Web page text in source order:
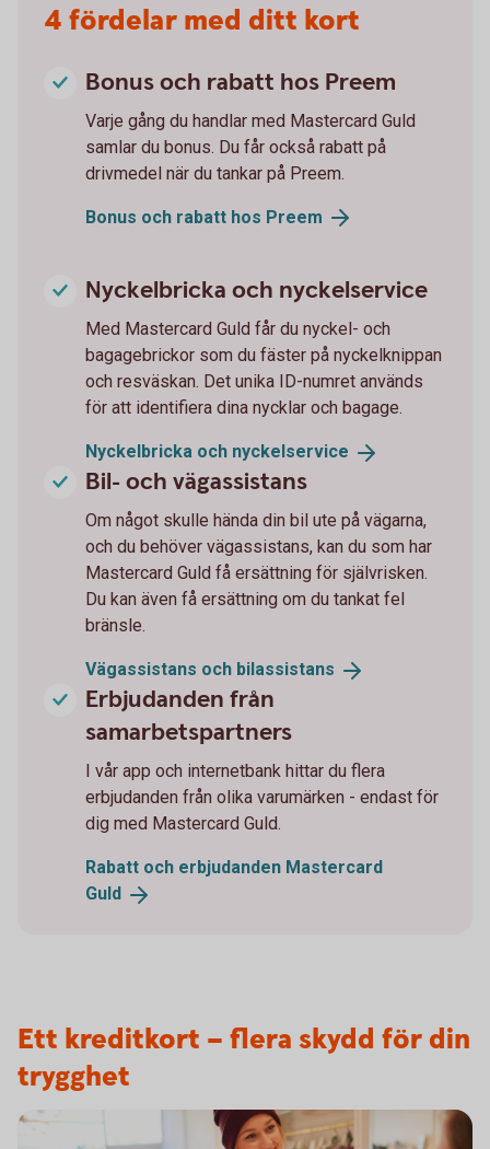
4 fördelar med ditt kort
Bonus och rabatt hos Preem
Varje gång du handlar med Mastercard Guld
samlar du bonus. Du får också rabatt på
drivmedel när du tankar på Preem.
Bonus och rabatt hos Preem
Nyckelbricka och nyckelservice
Med Mastercard Guld får du nyckel- och
bagagebrickor som du fäster på nyckelknippan
och resväskan. Det unika ID-numret används
för att identifiera dina nycklar och bagage.
Nyckelbricka och nyckelservice
Bil- och vägassistans
Om något skulle hända din bil ute på vägarna,
och du behöver vägassistans, kan du som har
Mastercard Guld få ersättning för självrisken.
Du kan även få ersättning om du tankat fel
bränsle.
Vägassistans och bilassistans
Erbjudanden från
samarbetspartners
I vår app och internetbank hittar du flera
erbjudanden från olika varumärken - endast för
dig med Mastercard Guld.
Rabatt och erbjudanden Mastercard
Guld
Ett kreditkort – flera skydd för din
trygghet